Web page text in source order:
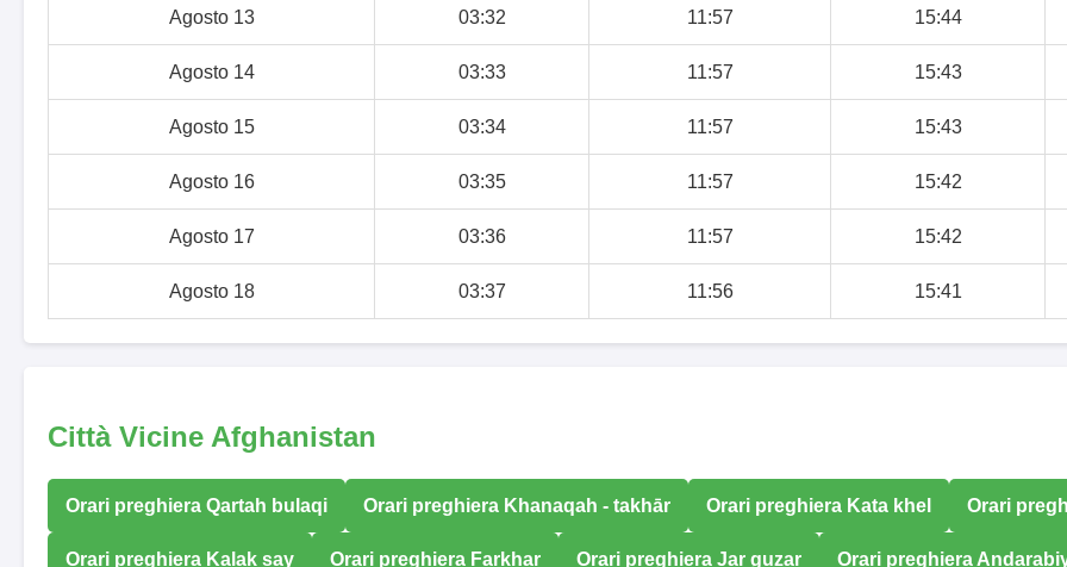
Agosto 13 03:32 11:57 15:44
Agosto 14 03:33 11:57 15:43
Agosto 15 03:34 11:57 15:43
Agosto 16 03:35 11:57 15:42
Agosto 17 03:36 11:57 15:42
Agosto 18 03:37 11:56 15:41
Città Vicine Afghanistan
Orari preghiera Qartah bulaqi Orari preghiera Khanaqah - takhār Orari preghiera Kata khel Orari
Orari preghiera Kalak say Orari preghiera Farkhar Orari preghiera Jar guzar Orari preghiera